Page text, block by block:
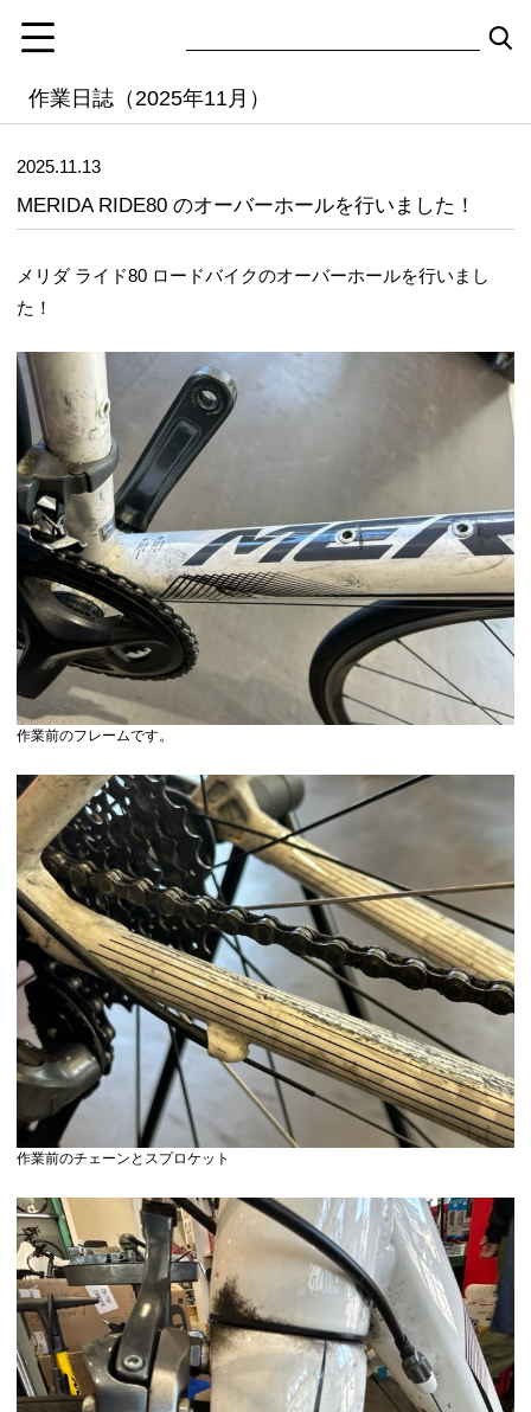
作業日誌（2025年11月）
2025.11.13
MERIDA RIDE80 のオーバーホールを行いました！
メリダ ライド80 ロードバイクのオーバーホールを行いまし
た！
作業前のフレームです。
作業前のチェーンとスプロケット